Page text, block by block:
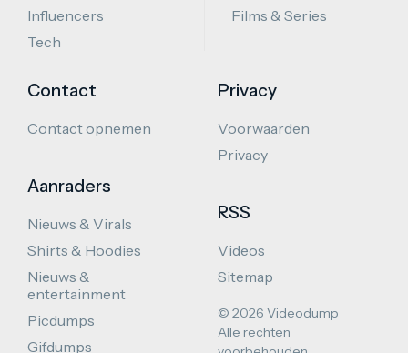
Influencers
Tech
Films & Series
Contact
Contact opnemen
Aanraders
Nieuws & Virals
Shirts & Hoodies
Nieuws &
entertainment
Picdumps
Gifdumps
Privacy
Voorwaarden
Privacy
RSS
Videos
Sitemap
© 2026 Videodump
Alle rechten